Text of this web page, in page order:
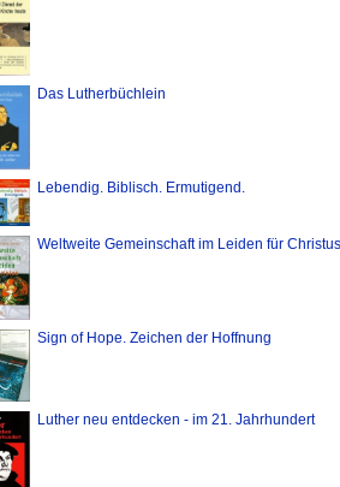
Das Lutherbüchlein
Lebendig. Biblisch. Ermutigend.
Weltweite Gemeinschaft im Leiden für Christus
Sign of Hope. Zeichen der Hoffnung
Luther neu entdecken - im 21. Jahrhundert